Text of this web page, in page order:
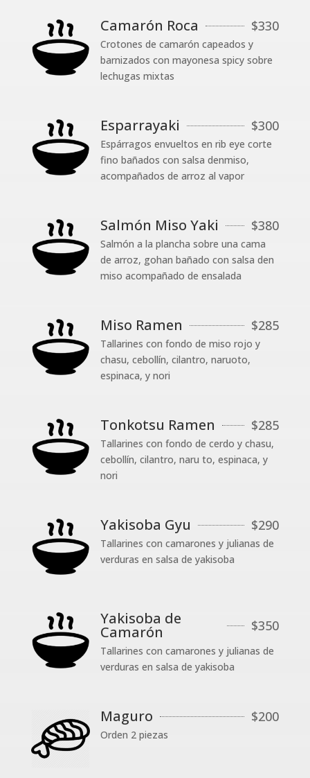
Camarón Roca $330
Crotones de camarón capeados y
barnizados con mayonesa spicy sobre
lechugas mixtas
Esparrayaki $300
Espárragos envueltos en rib eye corte
fino bañados con salsa denmiso,
acompañados de arroz al vapor
Salmón Miso Yaki $380
Salmón a la plancha sobre una cama
de arroz, gohan bañado con salsa den
miso acompañado de ensalada
Miso Ramen $285
Tallarines con fondo de miso rojo y
chasu, cebollín, cilantro, naruoto,
espinaca, y nori
Tonkotsu Ramen $285
Tallarines con fondo de cerdo y chasu,
cebollín, cilantro, naru to, espinaca, y
nori
Yakisoba Gyu $290
Tallarines con camarones y julianas de
verduras en salsa de yakisoba
Yakisoba de
Camarón $350
Tallarines con camarones y julianas de
verduras en salsa de yakisoba
Maguro $200
Orden 2 piezas